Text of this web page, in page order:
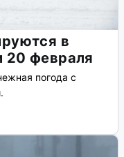
в
20 февраля
погода с